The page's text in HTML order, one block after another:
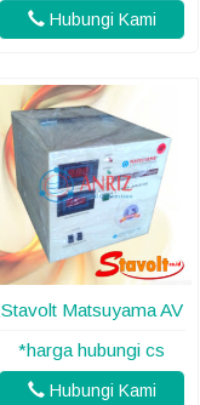
Hubungi Kami
Stavolt Matsuyama AV
*harga hubungi cs
Hubungi Kami